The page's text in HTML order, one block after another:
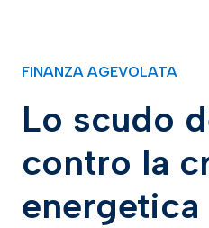
FINANZA AGEVOLATA
Lo scudo
contro la
energetica